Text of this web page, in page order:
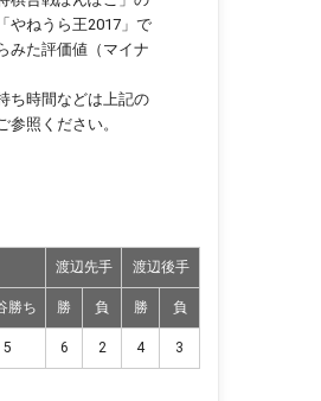
やねうら王2017」で
みた評価値（マイナ
ち時間などは上記の
参照ください。
渡辺先手 渡辺後手
勝ち 勝 負 勝 負
5 6 2 4 3